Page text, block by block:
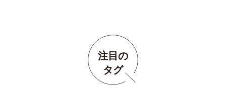
注目の
タグ